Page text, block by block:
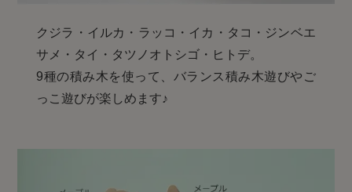
クジラ・イルカ・ラッコ・イカ・タコ・ジンベエ
サメ・タイ・タツノオトシゴ・ヒトデ。
9種の積み木を使って、バランス積み木遊びやご
っこ遊びが楽しめます♪